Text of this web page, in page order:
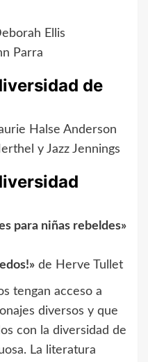
Ellis
Parra
de
Halse Anderson
y Jazz Jennings
para niñas rebeldes»
de Herve Tullet
tengan acceso a
diversos y que
con la diversidad de
La literatura